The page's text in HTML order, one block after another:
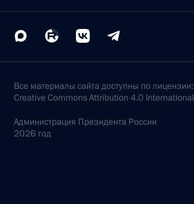
Все материалы сайта доступны по лицензии:
Creative Commons Attribution 4.0 International
Администрация Президента России
2026 год